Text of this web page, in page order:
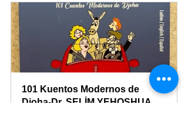
101 Kuentos Modernos de
Djoha-Dr. SELİM YEHOSHUA